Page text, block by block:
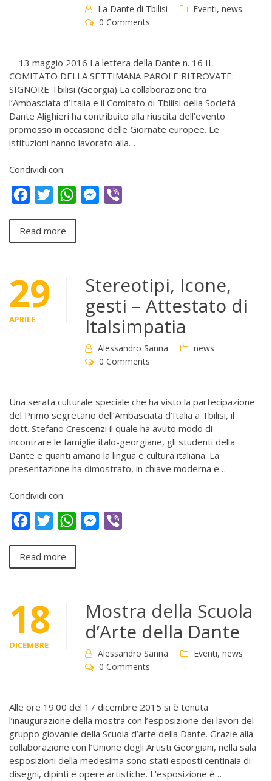
La Dante di Tbilisi Eventi, news
0 Comments
13 maggio 2016 La lettera della Dante n. 16 IL
COMITATO DELLA SETTIMANA PAROLE RITROVATE:
SIGNORE Tbilisi (Georgia) La collaborazione tra
l’Ambasciata d’Italia e il Comitato di Tbilisi della Società
Dante Alighieri ha contribuito alla riuscita dell’evento
promosso in occasione delle Giornate europee. Le
istituzioni hanno lavorato alla…
Condividi con:
FacebookTwitterWhatsAppMessenger
Read more
29
APRILE
Stereotipi, Icone,
gesti – Attestato di
Italsimpatia
Alessandro Sanna
news
0 Comments
Una serata culturale speciale che ha visto la partecipazione
del Primo segretario dell’Ambasciata d’Italia a Tbilisi, il
dott. Stefano Crescenzi il quale ha avuto modo di
incontrare le famiglie italo-georgiane, gli studenti della
Dante e quanti amano la lingua e cultura italiana. La
presentazione ha dimostrato, in chiave moderna e…
Condividi con:
FacebookTwitterWhatsAppMessenger
Read more
18
DICEMBRE
Mostra della Scuola
d’Arte della Dante
Alessandro Sanna Eventi, news
0 Comments
Alle ore 19:00 del 17 dicembre 2015 si è tenuta
l’inaugurazione della mostra con l’esposizione dei lavori del
gruppo giovanile della Scuola d’arte della Dante. Grazie alla
collaborazione con l’Unione degli Artisti Georgiani, nella sala
esposizioni della medesima sono stati esposti centinaia di
disegni, dipinti e opere artistiche. L’esposizione è…